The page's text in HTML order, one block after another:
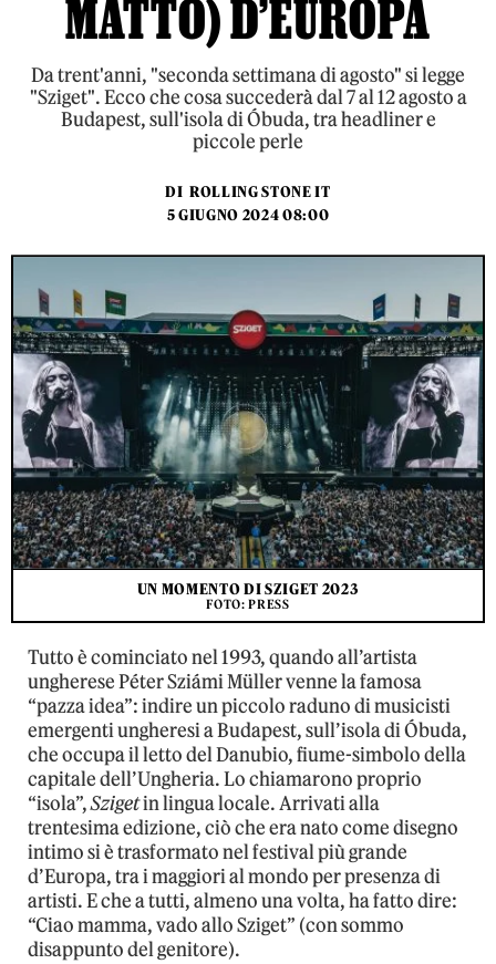
MATTO) D’EUROPA
Da trent'anni, "seconda settimana di agosto" si legge
"Sziget". Ecco che cosa succederà dal 7 al 12 agosto a
Budapest, sull'isola di Óbuda, tra headliner e
piccole perle
DI ROLLING STONE IT
5 GIUGNO 2024 08:00
UN MOMENTO DI SZIGET 2023
FOTO: PRESS
Tutto è cominciato nel 1993, quando all’artista
ungherese Péter Sziámi Müller venne la famosa
“pazza idea”: indire un piccolo raduno di musicisti
emergenti ungheresi a Budapest, sull’isola di Óbuda,
che occupa il letto del Danubio, fiume-simbolo della
capitale dell’Ungheria. Lo chiamarono proprio
“isola”,Szigetin lingua locale. Arrivati alla
trentesima edizione, ciò che era nato come disegno
intimo si è trasformato nel festival più grande
d’Europa, tra i maggiori al mondo per presenza di
artisti. E che a tutti, almeno una volta, ha fatto dire:
“Ciao mamma, vado allo Sziget” (con sommo
disappunto del genitore).